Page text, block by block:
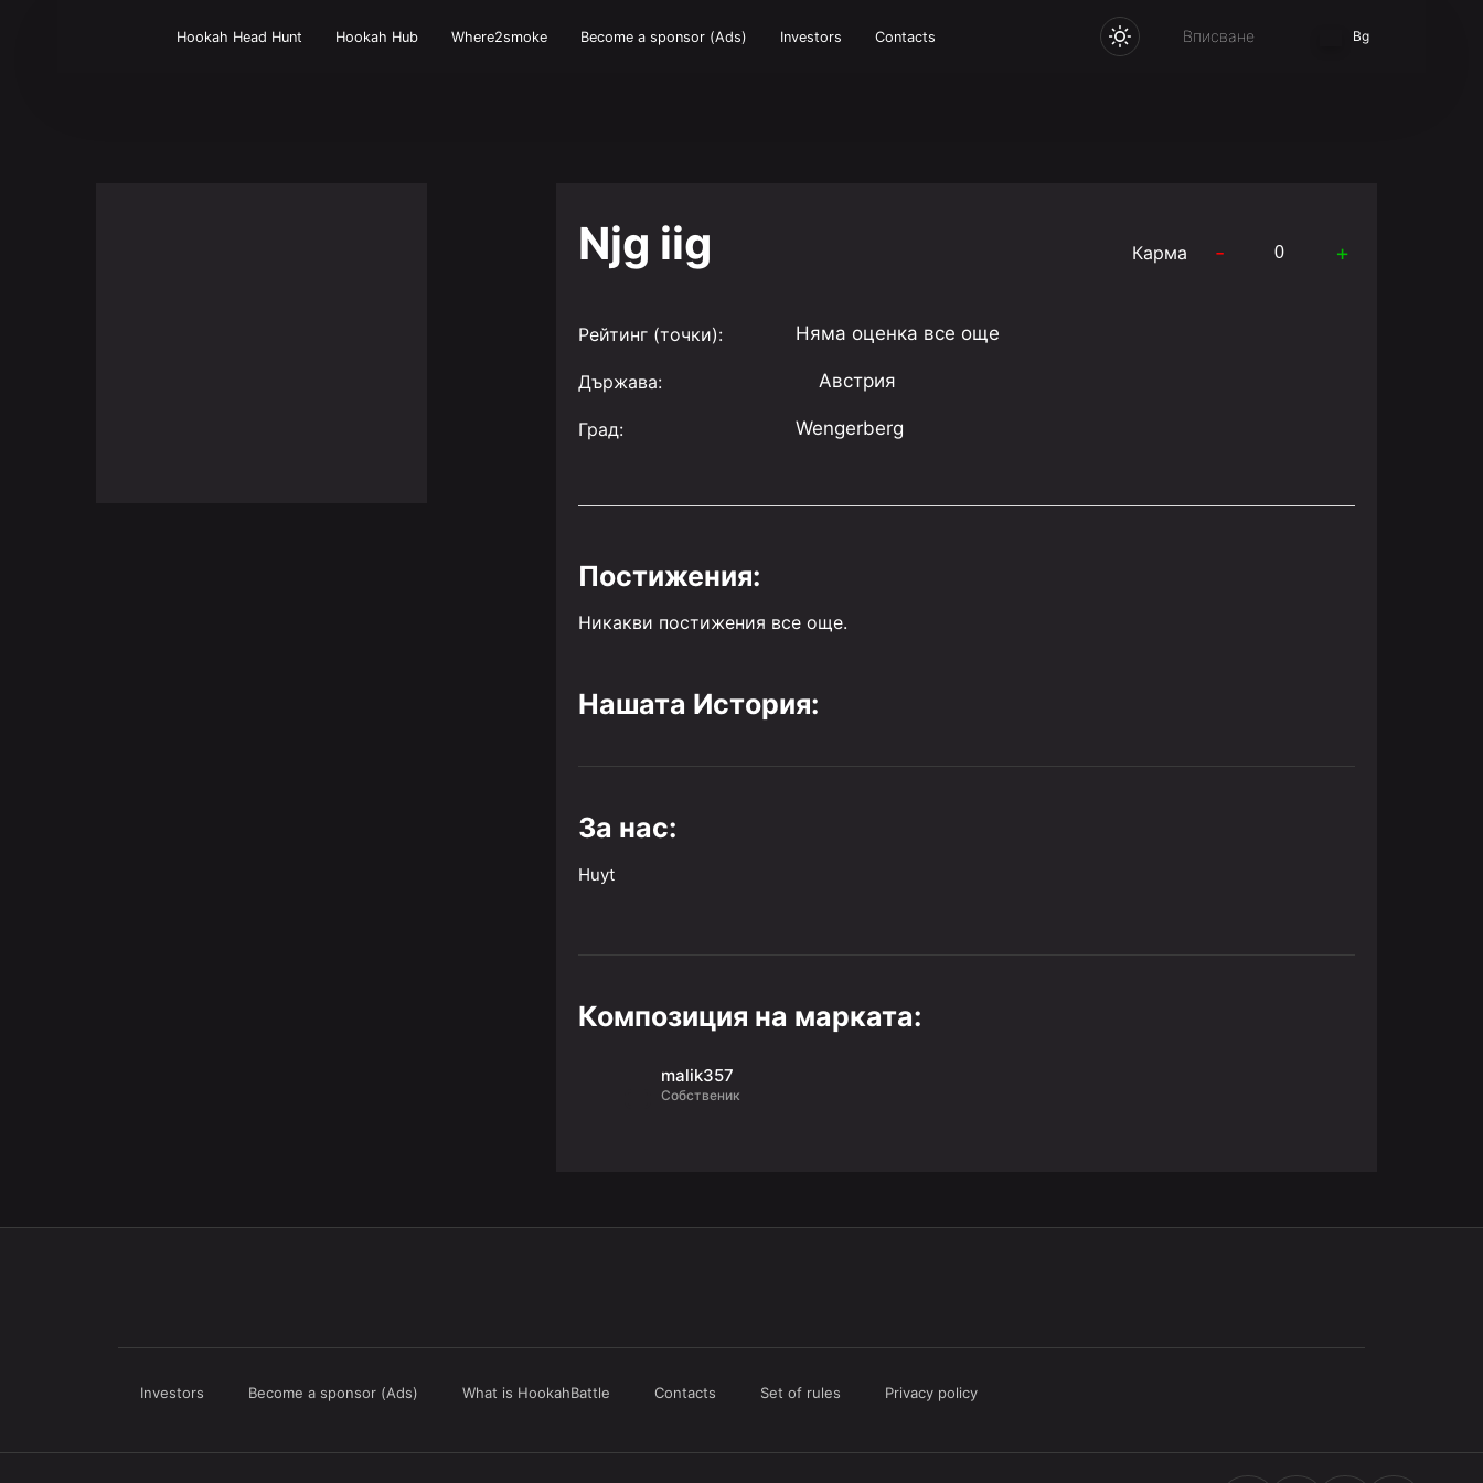
Hookah Head Hunt Hookah Hub Where2smoke Become a sponsor (Ads) Investors Contacts Вписване Bg
Njg iig Карма - +
Рейтинг (точки): Няма оценка все още
Държава: Австрия
Град: Wengerberg
Постижения:
Никакви постижения все още.
Нашата История:
За нас:
Huyt
Композиция на марката:
malik357
Собственик
Investors Become a sponsor (Ads) What is HookahBattle Contacts Set of rules Privacy policy